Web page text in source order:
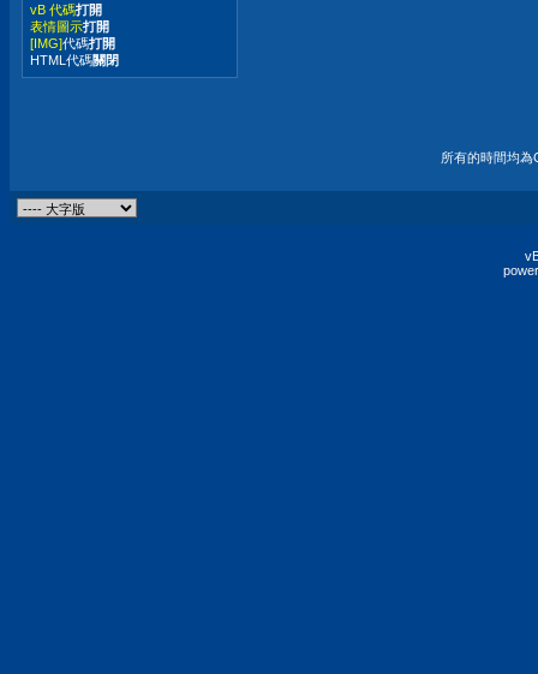
vB 代碼打開
表情圖示打開
[IMG]代碼打開
HTML代碼關閉
所有的時間均為